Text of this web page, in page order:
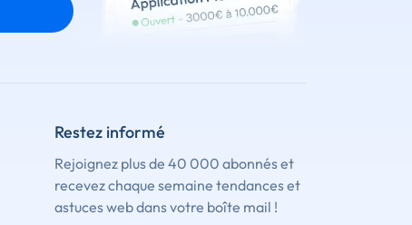
Restez informé
Rejoignez plus de 40 000 abonnés et
recevez chaque semaine tendances et
astuces web dans votre boîte mail !